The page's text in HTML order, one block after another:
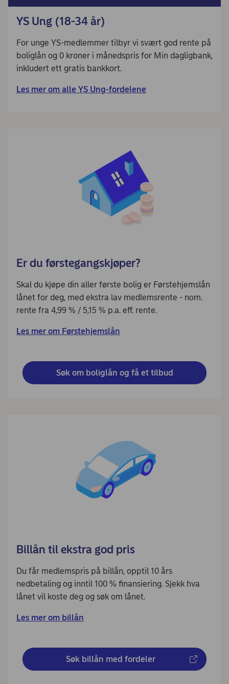
YS Ung (18-34 år)
For unge YS-medlemmer tilbyr vi svært god rente på
boliglån og 0 kroner i månedspris for Min dagligbank,
inkludert ett gratis bankkort.
Les mer om alle YS Ung-fordelene
Er du førstegangskjøper?
Skal du kjøpe din aller første bolig er Førstehjemslån
lånet for deg, med ekstra lav medlemsrente - nom.
rente fra 4,99 % / 5,15 % p.a. eff. rente.
Les mer om Førstehjemslån
Søk om boliglån og få et tilbud
Billån til ekstra god pris
Du får medlemspris på billån, opptil 10 års
nedbetaling og inntil 100 % finansiering. Sjekk hva
lånet vil koste deg og søk om lånet.
Les mer om billån
Søk billån med fordeler